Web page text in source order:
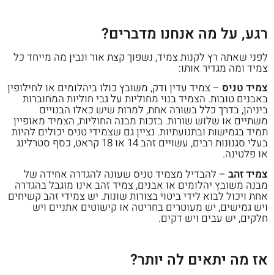
רגע, על מה אנחנו מדברים?
לפני שאתה רץ לקנות צמיד, נשפוך קצת אור ונבין מה מייחד כל
צמיד ומה מגדיר אותו:
צמיד טניס – צמיד עדין ודק, משובץ כולו ביהלומים או לחילופין
באבנים טובות. הצמיד בנוי מחוליות על גבי חוליות המחוברות
ביניהן, בדרך כלל בשורה אחת, למרות שיש כאלו הבנויים
משתיים או שלוש שורות. בזכות מבנה החוליות, הצמיד מאופיין
תמיד בגמישות ובתנועתיות. נציין גם שצמידי טניס יכולים להיות
בעלי סגנונות רבים, עשויים זהב 14 או 18 קראט, כסף סטרלינג
או פלטינה.
צמיד זהב – להבדיל מצמיד טניס שעונה להגדרה אחידה של
מבנה משובץ יהלומים או אבנים, צמיד זהב אינו מוגבל בהגדרה
אחת ויכול לבוא לידי ביטוי בצורות שונות. יש צמידי זהב קשיחים
ויש גמישים, יש מעוטרים בחריטה או קישוטים אתניים ויש
חלקים, יש עבים ויש דקים.
אז מה יתאים לה יותר?